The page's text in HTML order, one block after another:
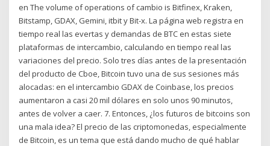
en The volume of operations of cambio is Bitfinex, Kraken,
Bitstamp, GDAX, Gemini, itbit y Bit-x. La página web registra en
tiempo real las evertas y demandas de BTC en estas siete
plataformas de intercambio, calculando en tiempo real las
variaciones del precio. Solo tres días antes de la presentación
del producto de Cboe, Bitcoin tuvo una de sus sesiones más
alocadas: en el intercambio GDAX de Coinbase, los precios
aumentaron a casi 20 mil dólares en solo unos 90 minutos,
antes de volver a caer. 7. Entonces, ¿los futuros de bitcoins son
una mala idea? El precio de las criptomonedas, especialmente
de Bitcoin, es un tema que está dando mucho de qué hablar